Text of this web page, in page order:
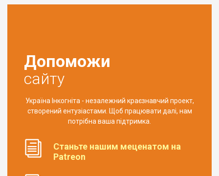
Допоможи
сайту
Україна Інкогніта - незалежний краєзнавчий проект,
створений ентузіастами. Щоб працювати далі, нам
потрібна ваша підтримка.
Станьте нашим меценатом на
Patreon